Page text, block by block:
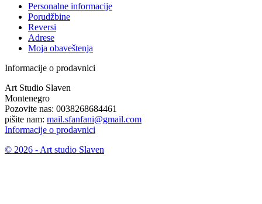
Personalne informacije
Porudžbine
Reversi
Adrese
Moja obaveštenja
Informacije o prodavnici
Art Studio Slaven
Montenegro
Pozovite nas: 0038268684461
pišite nam: mail.sfanfani@gmail.com
Informacije o prodavnici
© 2026 - Art studio Slaven